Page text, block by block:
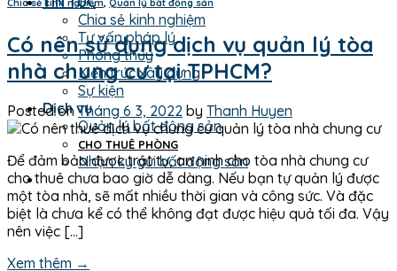
Chia sẻ kinh nghiệm
Tư vấn pháp lý
Phong thủy
Kiến trúc xây dựng
Sự kiện
Dịch vụ
Quản lý bất động sản
CHO THUÊ PHÒNG
Nhận ký gửi bất động sản
Chia sẻ kinh nghiệm, Quản lý bất động sản
Có nên sử dụng dịch vụ quản lý tòa
nhà chung cư tại TPHCM?
Posted onTháng 6 3, 2022 by Thanh Huyen
Để đảm bảo được trật tự, an ninh cho tòa nhà chung cư
cho thuê chưa bao giờ dễ dàng. Nếu bạn tự quản lý được
một tòa nhà, sẽ mất nhiều thời gian và công sức. Và đặc
biệt là chưa kể có thể không đạt được hiệu quả tối đa. Vậy
nên việc […]
Xem thêm →